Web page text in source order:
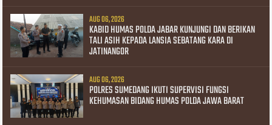
AUG 06, 2026
KABID HUMAS POLDA JABAR KUNJUNGI DAN BERIKAN
TALI ASIH KEPADA LANSIA SEBATANG KARA DI
JATINANGOR
AUG 06, 2026
POLRES SUMEDANG IKUTI SUPERVISI FUNGSI
KEHUMASAN BIDANG HUMAS POLDA JAWA BARAT